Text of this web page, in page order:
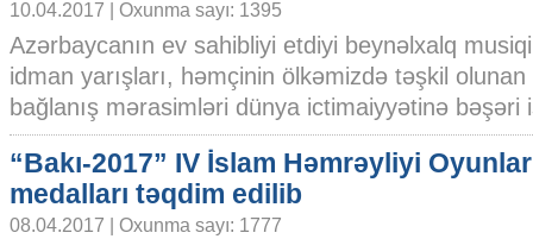
10.04.2017 | Oxunma sayı: 1395
Azərbaycanın ev sahibliyi etdiyi beynəlxalq
idman yarışları, həmçinin ölkəmizdə təşkil olunan
bağlanış mərasimləri dünya ictimaiyyətinə bəşəri
“Bakı-2017” IV İslam Həmrəyliyi
medalları təqdim edilib
08.04.2017 | Oxunma sayı: 1777